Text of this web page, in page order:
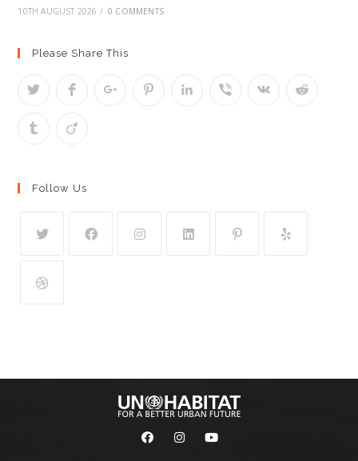
10TH AUGUST 2026 / 0 COMMENTS
Please Share This
Follow Us